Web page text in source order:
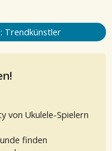
Trendkünstler
von Ukulele-Spielern
finden